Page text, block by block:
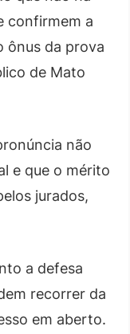
confirmem a
ônus da prova
de Mato
não
e que o mérito
jurados,
a defesa
recorrer da
em aberto.